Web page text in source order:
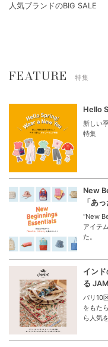
人気ブランドのBIG SALE
FEATURE 特集
Hello
新しい
特集
New
「あ
“New
アイテ
た。
イン
る
パリ10
をもた
ら人気